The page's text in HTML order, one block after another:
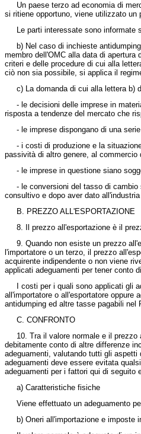
Un paese terzo ad economia di
si ritiene opportuno, viene utilizzato
Le parti interessate sono informate
b) Nel caso di inchieste antidumping
membro dell'OMC alla data di
criteri e delle procedure di cui alla
ciò non sia possibile, si applica il
c) La domanda di cui alla lettera b)
- le decisioni delle imprese in
risposta a tendenze del mercato che
- le imprese dispongano di una serie
- i costi di produzione e la situazione
passività di altro genere, al
- le imprese in questione siano
- le conversioni del tasso di cambio
consultivo e dopo aver dato
B. PREZZO ALL'ESPORTAZIONE
8. Il prezzo all'esportazione è il
9. Quando non esiste un prezzo
l'importatore o un terzo, il prezzo
acquirente indipendente o non viene
applicati adeguamenti per tener conto
I costi per i quali sono applicati gli
all'importatore o all'esportatore
antidumping ed altre tasse pagabili
C. CONFRONTO
10. Tra il valore normale e il prezzo
debitamente conto di altre differenze
adeguamenti, valutando tutti gli
adeguamenti deve essere evitata
adeguamenti per i fattori qui di seguito
a) Caratteristiche fisiche
Viene effettuato un adeguamento
b) Oneri all'importazione e imposte